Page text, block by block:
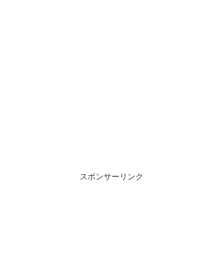
スポンサーリンク